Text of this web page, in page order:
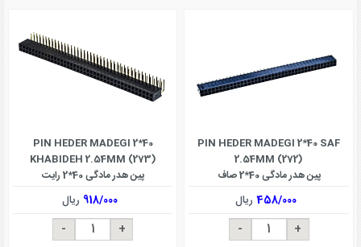
PIN HEDER MADEGI 2*40 SAF
2.54MM (272)
پین هدر مادگی 40*2 صاف
458/000 ریال
PIN HEDER MADEGI 2*40
KHABIDEH 2.54MM (273)
پین هدر مادگی 40*2 رایت
918/000 ریال